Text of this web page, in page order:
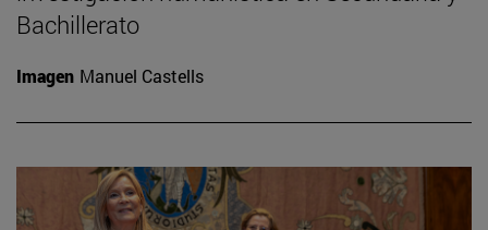
Bachillerato
Imagen Manuel Castells